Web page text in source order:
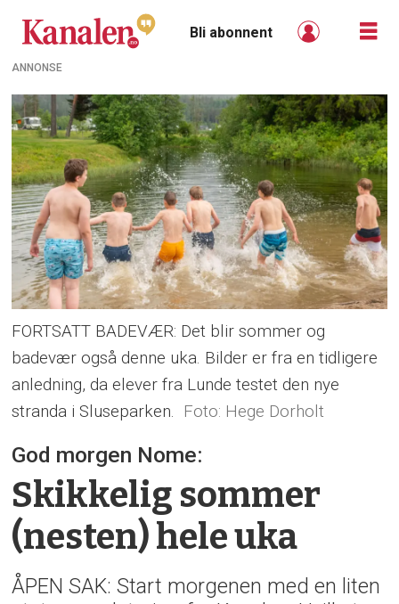
Bli abonnent
ANNONSE
FORTSATT BADEVÆR: Det blir sommer og
badevær også denne uka. Bilder er fra en tidligere
anledning, da elever fra Lunde testet den nye
stranda i Sluseparken.
Hege Dorholt
God morgen Nome:
Skikkelig sommer
(nesten) hele uka
ÅPEN SAK: Start morgenen med en liten